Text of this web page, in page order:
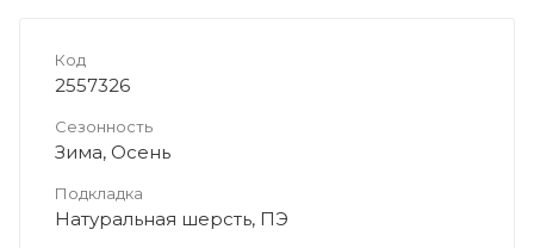
Код
2557326
Сезонность
Зима, Осень
Подкладка
Натуральная шерсть, ПЭ